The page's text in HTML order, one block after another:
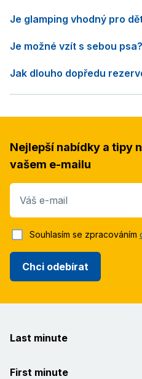
Je glamping vhodný pro
Je možné vzít s sebou psa?
Jak dlouho dopředu
Nejlepší nabídky a tipy
vašem e-mailu
Váš e-mail
Chci odebírat
Souhlasím se zpracováním
Last minute
First minute